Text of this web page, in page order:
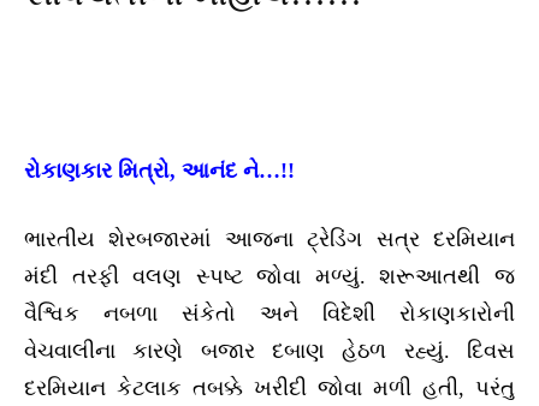
રોકાણકાર મિત્રો, આનંદ ને…!!
ભારતીય શેરબજારમાં આજના ટ્રેડિંગ સત્ર દરમિયાન
મંદી તરફી વલણ સ્પષ્ટ જોવા મળ્યું. શરૂઆતથી જ
વૈશ્વિક નબળા સંકેતો અને વિદેશી રોકાણકારોની
વેચવાલીના કારણે બજાર દબાણ હેઠળ રહ્યું. દિવસ
દરમિયાન કેટલાક તબક્કે ખરીદી જોવા મળી હતી, પરંતુ